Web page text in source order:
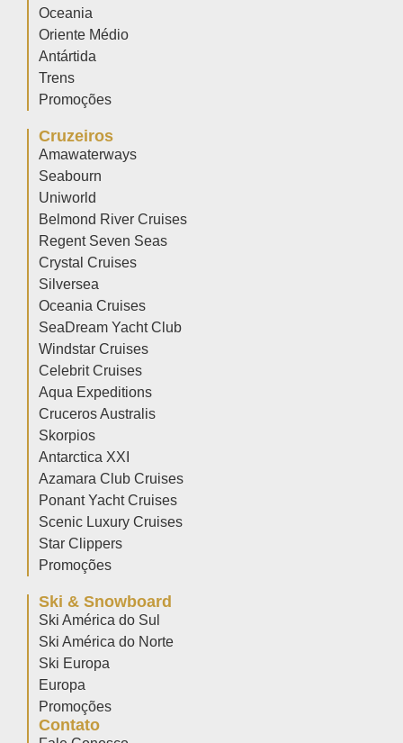
Oceania
Oriente Médio
Antártida
Trens
Promoções
Cruzeiros
Amawaterways
Seabourn
Uniworld
Belmond River Cruises
Regent Seven Seas
Crystal Cruises
Silversea
Oceania Cruises
SeaDream Yacht Club
Windstar Cruises
Celebrit Cruises
Aqua Expeditions
Cruceros Australis
Skorpios
Antarctica XXI
Azamara Club Cruises
Ponant Yacht Cruises
Scenic Luxury Cruises
Star Clippers
Promoções
Ski & Snowboard
Ski América do Sul
Ski América do Norte
Ski Europa
Europa
Promoções
Contato